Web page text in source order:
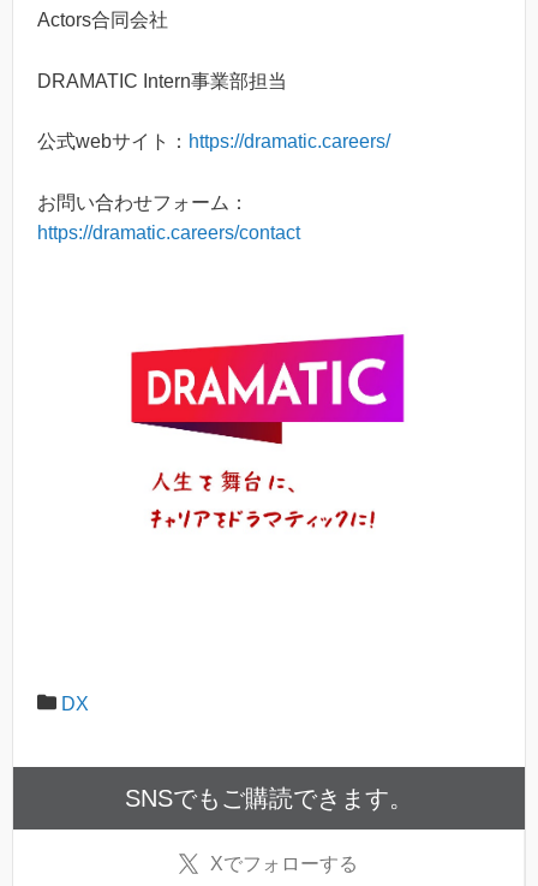
Actors合同会社
DRAMATIC Intern事業部担当
公式webサイト： https://dramatic.careers/
お問い合わせフォーム：
https://dramatic.careers/contact
DX
SNSでもご購読できます。
Xでフォローする